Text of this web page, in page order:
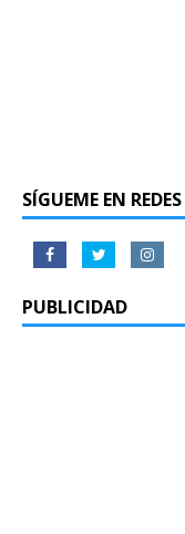
SÍGUEME EN
PUBLICIDAD